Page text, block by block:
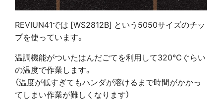
REVIUN41では [WS2812B] という5050サイズのチッ
プを使っています。
温調機能がついたはんだごてを利用して320℃ぐらい
の温度で作業します。
（温度が低すぎてもハンダが溶けるまで時間がかかっ
てしまい作業が難しくなります）